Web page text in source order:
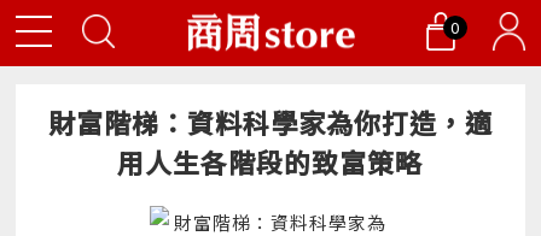
0
財富階梯：資料科學家為你打造，適
用人生各階段的致富策略